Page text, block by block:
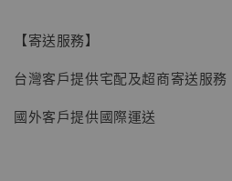
【寄送服務】
台灣客戶提供宅配及超商寄送服務
國外客戶提供國際運送